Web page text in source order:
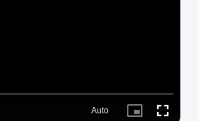
Auto
Picture- Fullscreen